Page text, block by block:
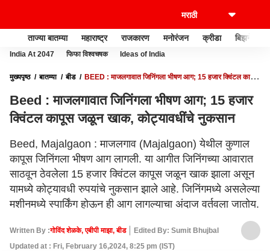
ताज्या बातम्या महाराष्ट्र राजकारण मनोरंजन क्रीडा बिझनेस
India At 2047 फिफा विश्वचषक Ideas of India
मुख्यपृष्ठ बातम्या बीड
BEED : माजलगावात जिनिंगला भीषण आग; 15 हजार क्विंटल कापूस
Beed : माजलगावात जिनिंगला भीषण आग; 15 हजार
क्विंटल कापूस जळून खाक, कोट्यावधींचे नुकसान
Beed, Majalgaon : माजलगाव (Majalgaon) येथील कुणाल
कापूस जिनिंगला भीषण आग लागली. या आगीत जिनिंगच्या आवारात
साठवून ठेवलेला 15 हजार क्विंटल कापूस जळून खाक झाला असून
यामध्ये कोट्यावधी रुपयांचे नुकसान झाले आहे. जिनिंगमध्ये असलेल्या
मशीनमध्ये स्पार्किंग होऊन ही आग लागल्याचा अंदाज वर्तवला जातोय.
Written By :गोविंद शेळके, एबीपी माझा, बीड
Edited By: Sumit Bhujbal
Updated at : Fri, February 16,2024, 8:25 pm (IST)